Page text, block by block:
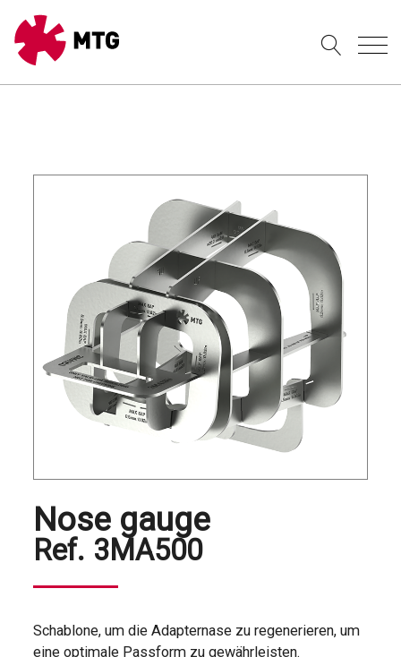
Nose gauge
Ref. 3MA500
Schablone, um die Adapternase zu regenerieren, um
eine optimale Passform zu gewährleisten.